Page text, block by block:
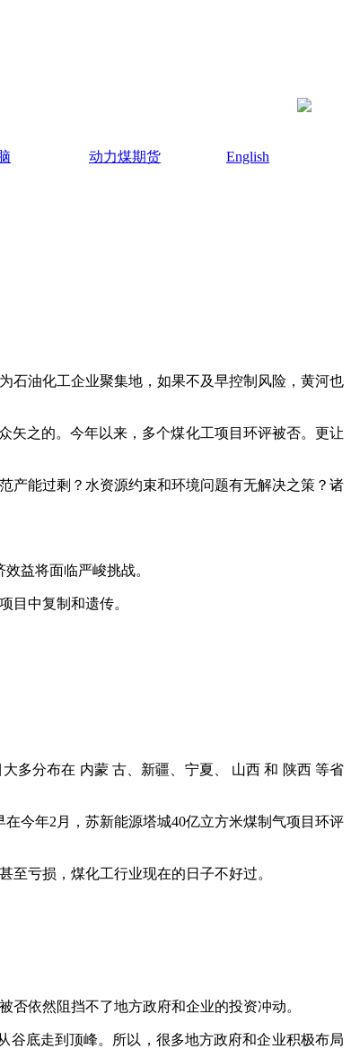
动力煤期货
English
石油化工企业聚集地，如果不及早控制风险，黄河也
矢之的。今年以来，多个煤化工项目环评被否。更让
能过剩？水资源约束和环境问题有无解决之策？诸
益将面临严峻挑战。
中复制和遗传。
多分布在 内蒙 古、新疆、宁夏、 山西 和 陕西 等省
今年2月，苏新能源塔城40亿立方米煤制气项目环评
亏损，煤化工行业现在的日子不好过。
依然阻挡不了地方政府和企业的投资冲动。
底走到顶峰。所以，很多地方政府和企业积极布局